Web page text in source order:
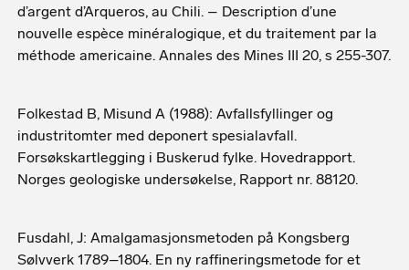
d’argent d’Arqueros, au Chili. – Description d’une
nouvelle espèce minéralogique, et du traitement par la
méthode americaine. Annales des Mines III 20, s 255-307.
Folkestad B, Misund A (1988): Avfallsfyllinger og
industritomter med deponert spesialavfall.
Forsøkskartlegging i Buskerud fylke. Hovedrapport.
Norges geologiske undersøkelse, Rapport nr. 88120.
Fusdahl, J: Amalgamasjonsmetoden på Kongsberg
Sølvverk 1789–1804. En ny raffineringsmetode for et